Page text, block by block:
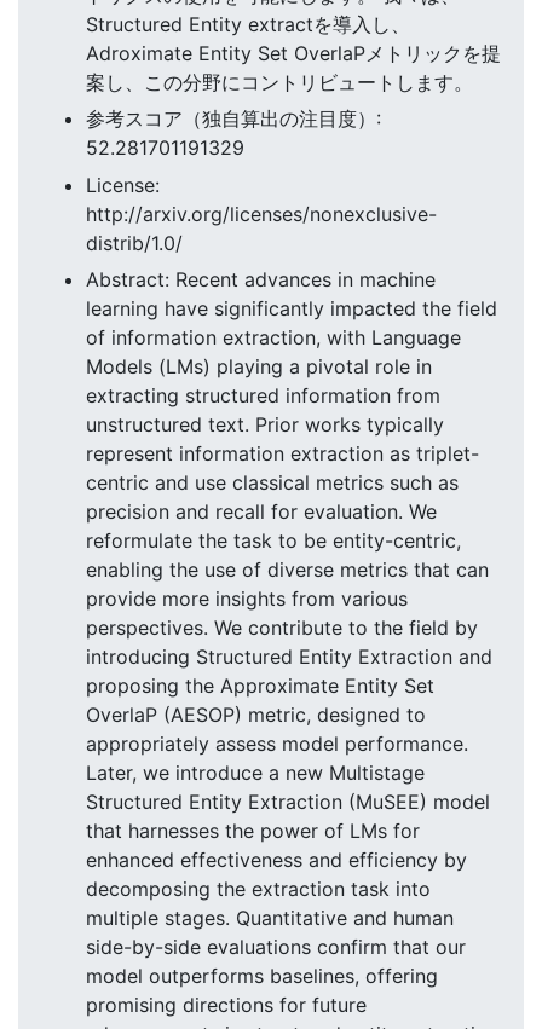
Structured Entity extractを導入し、
Adroximate Entity Set OverlaPメトリックを提
案し、この分野にコントリビュートします。
参考スコア（独自算出の注目度）:
52.281701191329
License:
http://arxiv.org/licenses/nonexclusive-
distrib/1.0/
Abstract: Recent advances in machine
learning have significantly impacted the field
of information extraction, with Language
Models (LMs) playing a pivotal role in
extracting structured information from
unstructured text. Prior works typically
represent information extraction as triplet-
centric and use classical metrics such as
precision and recall for evaluation. We
reformulate the task to be entity-centric,
enabling the use of diverse metrics that can
provide more insights from various
perspectives. We contribute to the field by
introducing Structured Entity Extraction and
proposing the Approximate Entity Set
OverlaP (AESOP) metric, designed to
appropriately assess model performance.
Later, we introduce a new Multistage
Structured Entity Extraction (MuSEE) model
that harnesses the power of LMs for
enhanced effectiveness and efficiency by
decomposing the extraction task into
multiple stages. Quantitative and human
side-by-side evaluations confirm that our
model outperforms baselines, offering
promising directions for future